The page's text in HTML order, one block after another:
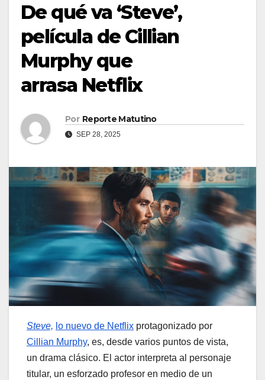
De qué va ‘Steve’,
película de Cillian
Murphy que
arrasa Netflix
Por Reporte Matutino
SEP 28, 2025
Steve, lo nuevo de Netflix protagonizado por
Cillian Murphy, es, desde varios puntos de vista,
un drama clásico. El actor interpreta al personaje
titular, un esforzado profesor en medio de un